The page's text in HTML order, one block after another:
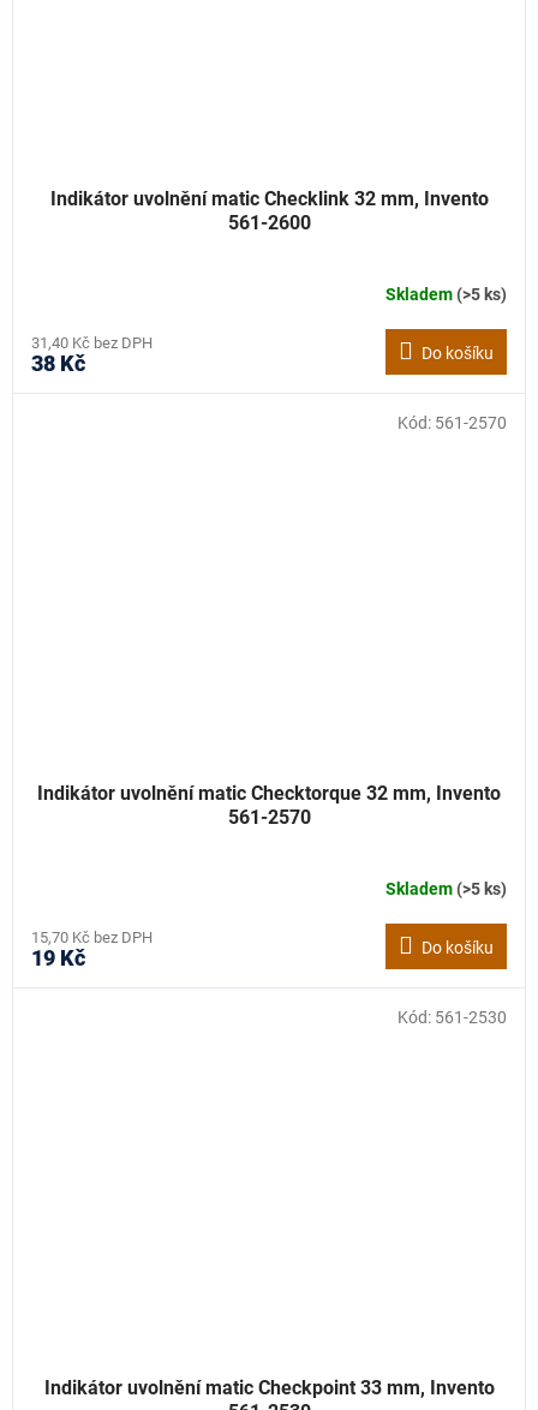
Indikátor uvolnění matic Checklink 32 mm, Invento
561-2600
Skladem(>5 ks)
31,40 Kč bez DPH
38 Kč Do košíku
Indikátor uvolnění matic Checktorque 32 mm, Invento
561-2570
Skladem(>5 ks)
15,70 Kč bez DPH
19 Kč Do košíku
Kód: 561-2570
Indikátor uvolnění matic Checkpoint 33 mm, Invento
Kód: 561-2530